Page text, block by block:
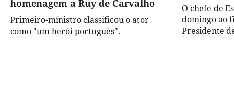
homenagem a Ruy de Carvalho
Primeiro-ministro classificou o ator
como "um herói português".
O chefe de
domingo ao
Presidente